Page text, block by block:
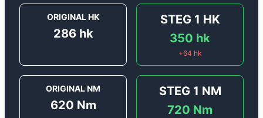
ORIGINAL HK
286hk
STEG 1 HK
350 hk
+64 hk
ORIGINAL NM
620 Nm
STEG 1 NM
720 Nm